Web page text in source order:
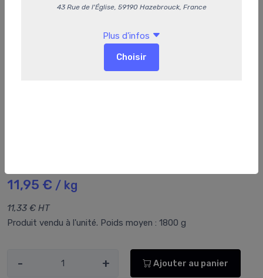
11,95 € / kg
11,33 € HT
Produit vendu à l'unité. Poids moyen : 1800 g
- + Ajouter au panier